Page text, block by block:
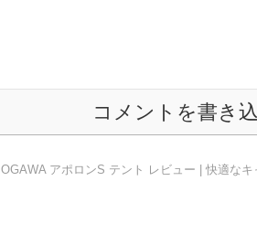
コメントを書き
OGAWA アポロンS テント レビュー | 快適な